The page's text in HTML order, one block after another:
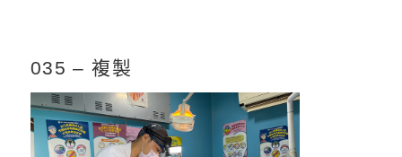
035 – 複製